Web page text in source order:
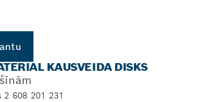
KAUSVEIDA DISKS
2 608 201 231